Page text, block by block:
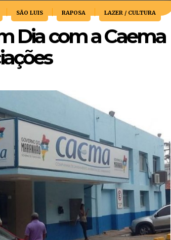
SÃO LUIS RAPOSA LAZER / CULTURA
Dia com a Caema